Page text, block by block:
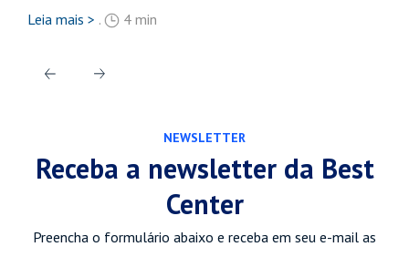
Leia mais > . 4 min
NEWSLETTER
Receba a newsletter da Best
Center
Preencha o formulário abaixo e receba em seu e-mail as